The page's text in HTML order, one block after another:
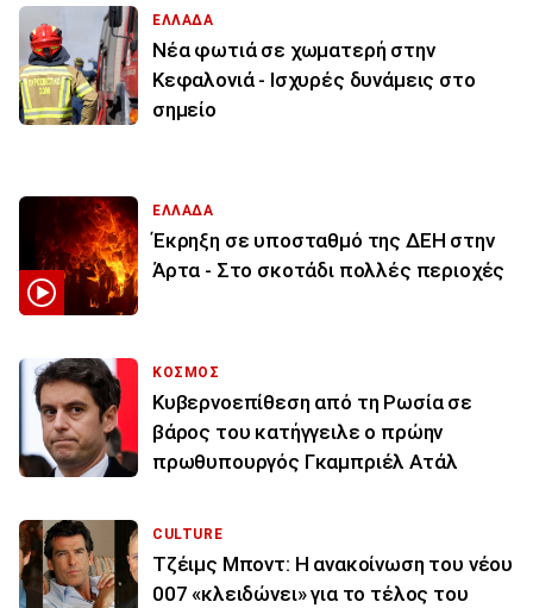
ΕΛΛΑΔΑ
Νέα φωτιά σε χωματερή στην
Κεφαλονιά - Ισχυρές δυνάμεις στο
σημείο
ΕΛΛΑΔΑ
Έκρηξη σε υποσταθμό της ΔΕΗ στην
Άρτα - Στο σκοτάδι πολλές περιοχές
ΚΟΣΜΟΣ
Κυβερνοεπίθεση από τη Ρωσία σε
βάρος του κατήγγειλε ο πρώην
πρωθυπουργός Γκαμπριέλ Ατάλ
CULTURE
Τζέιμς Μποντ: Η ανακοίνωση του νέου
007 «κλειδώνει» για το τέλος του